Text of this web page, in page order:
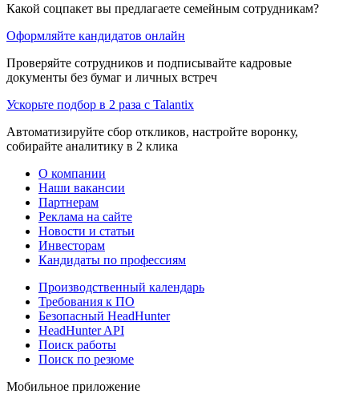
Какой соцпакет вы предлагаете семейным сотрудникам?
Оформляйте кандидатов онлайн
Проверяйте сотрудников и подписывайте кадровые
документы без бумаг и личных встреч
Ускорьте подбор в 2 раза с Talantix
Автоматизируйте сбор откликов, настройте воронку,
собирайте аналитику в 2 клика
О компании
Наши вакансии
Партнерам
Реклама на сайте
Новости и статьи
Инвесторам
Кандидаты по профессиям
Производственный календарь
Требования к ПО
Безопасный HeadHunter
HeadHunter API
Поиск работы
Поиск по резюме
Мобильное приложение